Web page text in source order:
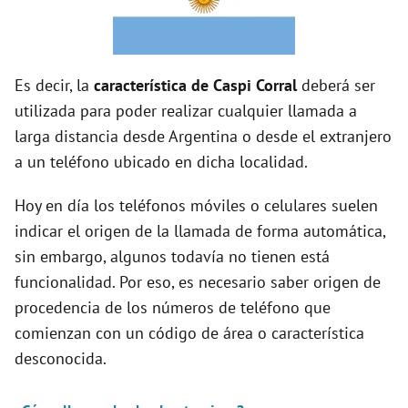
o
Es decir, la característica de Caspi Corraldeberá ser
utilizada para poder realizar cualquier llamada a
larga distancia desde Argentina o desde el extranjero
a un teléfono ubicado en dicha localidad.
Hoy en día los teléfonos móviles o celulares suelen
indicar el origen de la llamada de forma automática,
sin embargo, algunos todavía no tienen está
funcionalidad. Por eso, es necesario saber origen de
procedencia de los números de teléfono que
comienzan con un código de área o característica
desconocida.